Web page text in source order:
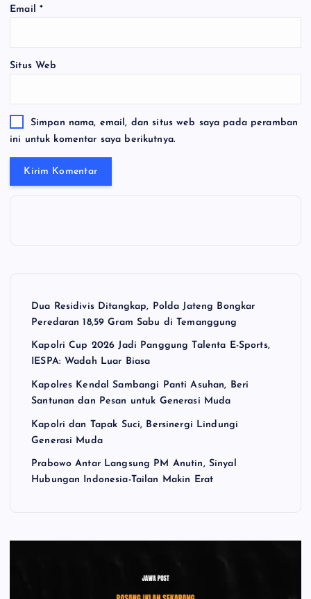
Email *
Situs Web
Simpan nama, email, dan situs web saya pada peramban
ini untuk komentar saya berikutnya.
Dua Residivis Ditangkap, Polda Jateng Bongkar
Peredaran 18,59 Gram Sabu di Temanggung
Kapolri Cup 2026 Jadi Panggung Talenta E-Sports,
IESPA: Wadah Luar Biasa
Kapolres Kendal Sambangi Panti Asuhan, Beri
Santunan dan Pesan untuk Generasi Muda
Kapolri dan Tapak Suci, Bersinergi Lindungi
Generasi Muda
Prabowo Antar Langsung PM Anutin, Sinyal
Hubungan Indonesia-Tailan Makin Erat